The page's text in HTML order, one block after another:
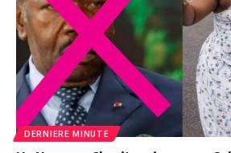
DERNIERE MINUTE